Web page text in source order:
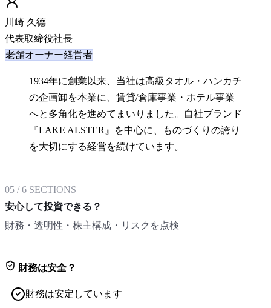
川崎 久德
代表取締役社長
老舗オーナー経営者
1934年に創業以来、当社は高級タオル・ハンカチ
の企画卸を本業に、賃貸/倉庫事業・ホテル事業
へと多角化を進めてまいりました。自社ブランド
『LAKE ALSTER』を中心に、ものづくりの誇り
を大切にする経営を続けています。
05 /6 SECTIONS
安心して投資できる？
財務・透明性・株主構成・リスクを点検
財務は安全？
財務は安定しています